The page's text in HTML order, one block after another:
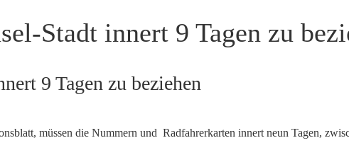
Stadt innert 9 Tagen zu
9 Tagen zu beziehen
müssen die Nummern und Radfahrerkarten innert neun Tagen,